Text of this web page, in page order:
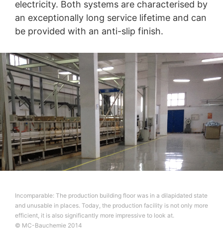
electricity. Both systems are characterised by
an exceptionally long service lifetime and can
be provided with an anti-slip finish.
Incomparable: The production building floor was in a dilapidated state
and unusable in places. Today, the production facility is not only more
efficient, it is also significantly more impressive to look at.
© MC-Bauchemie 2014